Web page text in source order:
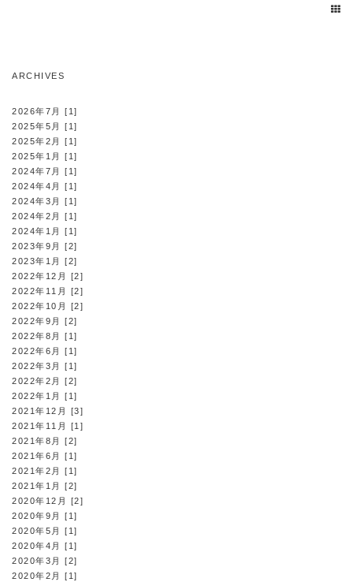
ARCHIVES
2026年7月 [1]
2025年5月 [1]
2025年2月 [1]
2025年1月 [1]
2024年7月 [1]
2024年4月 [1]
2024年3月 [1]
2024年2月 [1]
2024年1月 [1]
2023年9月 [2]
2023年1月 [2]
2022年12月 [2]
2022年11月 [2]
2022年10月 [2]
2022年9月 [2]
2022年8月 [1]
2022年6月 [1]
2022年3月 [1]
2022年2月 [2]
2022年1月 [1]
2021年12月 [3]
2021年11月 [1]
2021年8月 [2]
2021年6月 [1]
2021年2月 [1]
2021年1月 [2]
2020年12月 [2]
2020年9月 [1]
2020年5月 [1]
2020年4月 [1]
2020年3月 [2]
2020年2月 [1]